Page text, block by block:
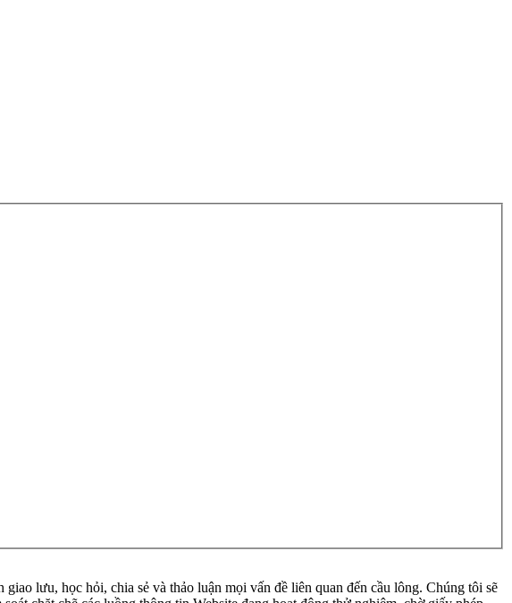
lưu, học hỏi, chia sẻ và thảo luận mọi vấn đề liên quan đến cầu lông. Chúng tôi sẽ